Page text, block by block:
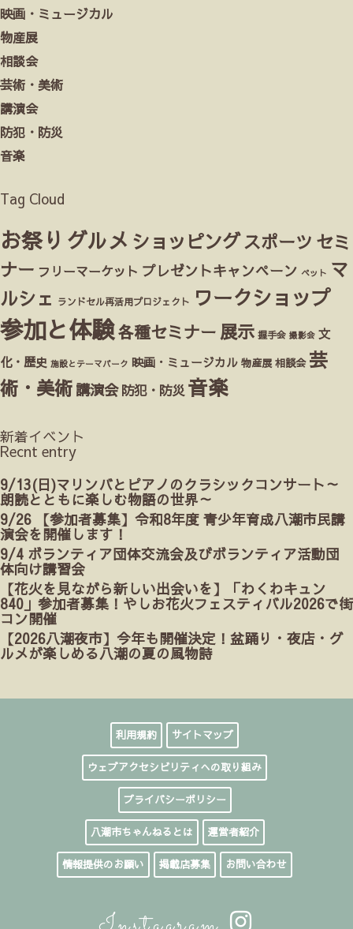
映画・ミュージカル
物産展
相談会
芸術・美術
講演会
防犯・防災
音楽
Tag Cloud
お祭り グルメ ショッピングスポーツ セミ
ナー フリーマーケット プレゼントキャンペーン ペット マ
ルシェ ランドセル再活用プロジェクト ワークショップ
参加と体験各種セミナー展示 握手会 撮影会 文
化・歴史 施設とテーマパーク 映画・ミュージカル 物産展 相談会 芸
術・美術 講演会 防犯・防災 音楽
新着イベント
Recnt entry
9/13(日)マリンバとピアノのクラシックコンサート～
朗読とともに楽しむ物語の世界～
9/26 【参加者募集】令和8年度 青少年育成八潮市民講
演会を開催します！
9/4 ボランティア団体交流会及びボランティア活動団
体向け講習会
【花火を見ながら新しい出会いを】「わくわキュン
840」参加者募集！やしお花火フェスティバル2026で街
コン開催
【2026八潮夜市】今年も開催決定！盆踊り・夜店・グ
ルメが楽しめる八潮の夏の風物詩
利用規約 サイトマップ
ウェブアクセシビリティへの取り組み
プライバシーポリシー
八潮市ちゃんねるとは 運営者紹介
情報提供のお願い 掲載店募集 お問い合わせ